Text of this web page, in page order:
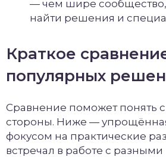
— чем шире
найти решения и
Краткое
популярных
Сравнение поможет понять
стороны. Ниже —
фокусом на практические
встречал в работе с